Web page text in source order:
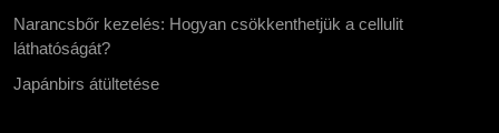
Narancsbőr kezelés: Hogyan csökkenthetjük a cellulit
láthatóságát?
Japánbirs átültetése